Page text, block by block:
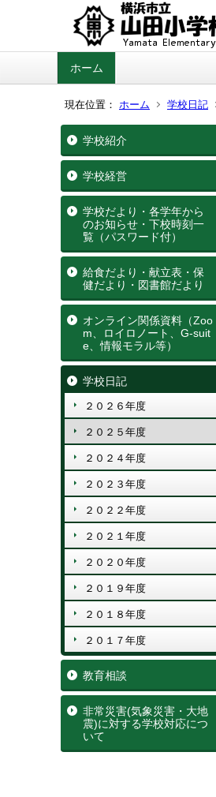
ホーム
現在位置： ホーム 学校日記
学校紹介
学校経営
学校だより・各学年から
のお知らせ・下校時刻一
覧（パスワード付）
給食だより・献立表・保
健だより・図書館だより
オンライン関係資料（Zoo
m、ロイロノート、G‐suit
e、情報モラル等）
学校日記
２０２６年度
２０２５年度
２０２４年度
２０２３年度
２０２２年度
２０２１年度
２０２０年度
２０１９年度
２０１８年度
２０１７年度
教育相談
非常災害(気象災害・大地
震)に対する学校対応につ
いて